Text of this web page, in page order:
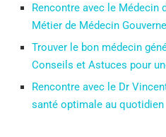
Rencontre avec le Médecin
Métier de Médecin
Trouver le bon médecin
Conseils et Astuces pour
Rencontre avec le Dr
santé optimale au quotidien